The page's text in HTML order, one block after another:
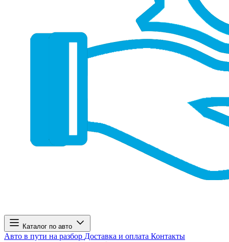
Каталог по авто
Авто в пути на разбор Доставка и оплата Контакты